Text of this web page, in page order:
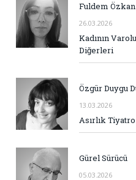
Fuldem Özkan
26.03.2026
Kadının
Diğerleri
Özgür Duygu
13.03.2026
Asırlık
Gürel Sürücü
05.03.2026